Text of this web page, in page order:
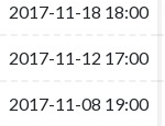
2017-11-18 18:00
2017-11-12 17:00
2017-11-08 19:00
2017-11-18 18:00
2017-11-12 17:00
2017-11-08 19:00